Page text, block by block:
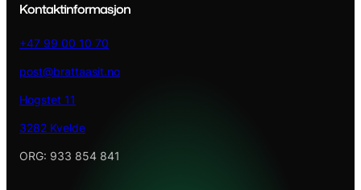
Kontaktinformasjon
+47 99 00 10 70
post@brattaasit.no
Hogstet 11
3282 Kvelde
ORG: 933 854 841